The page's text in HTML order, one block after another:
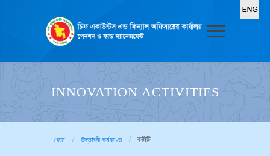
INNOVATION ACTIVITIES
হোম উদ্ভাবনী কর্মকাণ্ড কমিটি